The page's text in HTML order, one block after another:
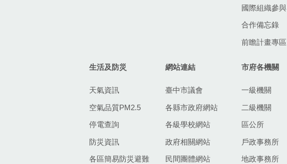
國際組織參與
合作備忘錄
前瞻計畫專區
生活及防災
天氣資訊
空氣品質PM2.5
停電查詢
防災資訊
各區簡易防災避難
網站連結
臺中市議會
各縣市政府網站
各級學校網站
政府相關網站
民間團體網站
市府各機關
一級機關
二級機關
區公所
戶政事務所
地政事務所